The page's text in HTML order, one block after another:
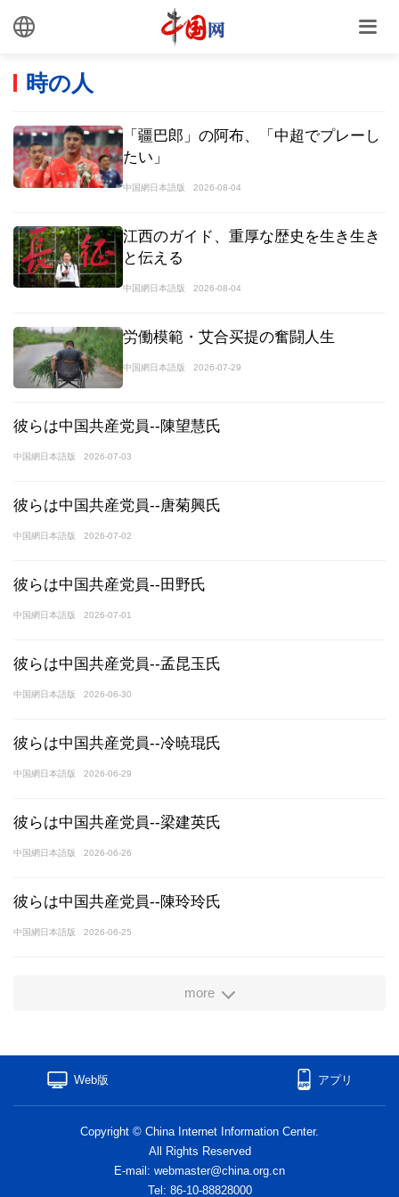
時の人
「疆巴郎」の阿布、「中超でプレーし
たい」
中国網日本語版 2026-08-04
江西のガイド、重厚な歴史を生き生き
と伝える
中国網日本語版 2026-08-04
労働模範・艾合买提の奮闘人生
中国網日本語版 2026-07-29
彼らは中国共産党員--陳望慧氏
中国網日本語版 2026-07-03
彼らは中国共産党員--唐菊興氏
中国網日本語版 2026-07-02
彼らは中国共産党員--田野氏
中国網日本語版 2026-07-01
彼らは中国共産党員--孟昆玉氏
中国網日本語版 2026-06-30
彼らは中国共産党員--冷暁琨氏
中国網日本語版 2026-06-29
彼らは中国共産党員--梁建英氏
中国網日本語版 2026-06-26
彼らは中国共産党員--陳玲玲氏
中国網日本語版 2026-06-25
more
Web版 アプリ
Copyright © China Internet Information Center.
All Rights Reserved
E-mail: webmaster@china.org.cn
Tel: 86-10-88828000